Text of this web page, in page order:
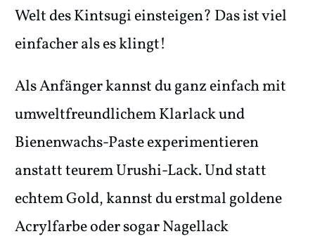
Welt des Kintsugi einsteigen? Das ist viel
einfacher als es klingt!
Als Anfänger kannst du ganz einfach mit
umweltfreundlichem Klarlack und
Bienenwachs-Paste experimentieren
anstatt teurem Urushi-Lack. Und statt
echtem Gold, kannst du erstmal goldene
Acrylfarbe oder sogar Nagellack